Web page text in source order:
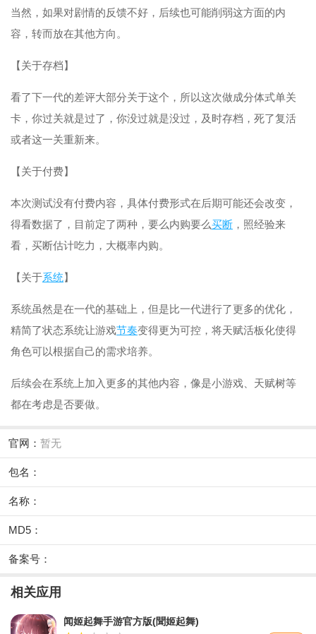
当然，如果对剧情的反馈不好，后续也可能削弱这方面的内
容，转而放在其他方向。
【关于存档】
看了下一代的差评大部分关于这个，所以这次做成分体式单关
卡，你过关就是过了，你没过就是没过，及时存档，死了复活
或者这一关重新来。
【关于付费】
本次测试没有付费内容，具体付费形式在后期可能还会改变，
得看数据了，目前定了两种，要么内购要么买断 ，照经验来
看，买断估计吃力，大概率内购。
【关于系统】
系统虽然是在一代的基础上，但是比一代进行了更多的优化，
精简了状态系统让游戏节奏变得更为可控，将天赋活板化使得
角色可以根据自己的需求培养。
后续会在系统上加入更多的其他内容，像是小游戏、天赋树等
都在考虑是否要做。
官网： 暂无
包名：
名称：
MD5：
备案号：
相关应用
闻姬起舞手游官方版(聞姬起舞)